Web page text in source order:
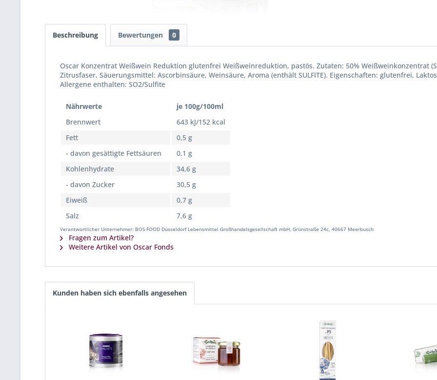
Beschreibung Bewertungen 0
Oscar Konzentrat Weißwein Reduktion glutenfrei Weißweinreduktion, pastös. Zutaten: 50% Weißweinkonzentrat
Zitrusfaser, Säuerungsmittel: Ascorbinsäure, Weinsäure, Aroma (enthält SULFITE). Eigenschaften: glutenfrei,
Allergene enthalten: SO2/Sulfite
Nährwerte
je 100g/100ml
Brennwert
643 kJ/152 kcal
Fett
0,5 g
- davon gesättigte Fettsäuren
0,1 g
Kohlenhydrate
34,6 g
- davon Zucker
30,5 g
Eiweiß
0,7 g
Salz
7,6 g
Verantwortlicher Unternehmer: BOS FOOD Düsseldorf Lebensmittel Großhandelsgesellschaft mbH, Grünstraße 24c, 40667 Meerbusch
Fragen zum Artikel?
Weitere Artikel von Oscar Fonds
Kunden haben sich ebenfalls angesehen